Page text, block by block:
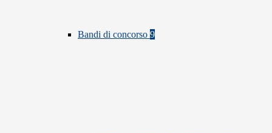
Bandi di concorso 9